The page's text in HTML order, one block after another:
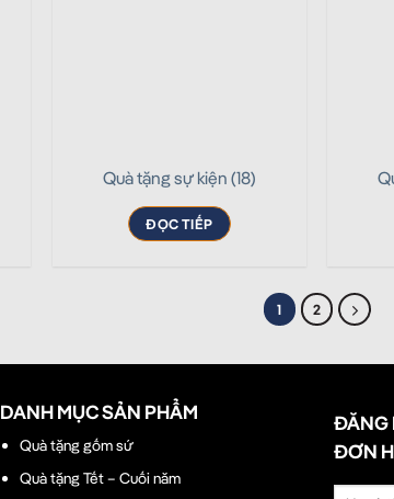
Quà tặng sự kiện (18)
ĐỌC TIẾP
1 2
DANH MỤC SẢN PHẨM
Quà tặng gốm sứ
Quà tặng Tết – Cuối năm
ĐĂNG
ĐƠN